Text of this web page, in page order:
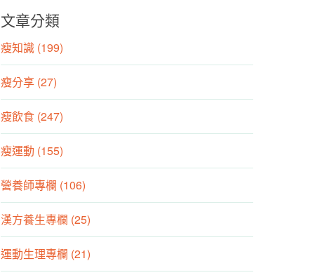
文章分類
瘦知識 (199)
瘦分享 (27)
瘦飲食 (247)
瘦運動 (155)
營養師專欄 (106)
漢方養生專欄 (25)
運動生理專欄 (21)